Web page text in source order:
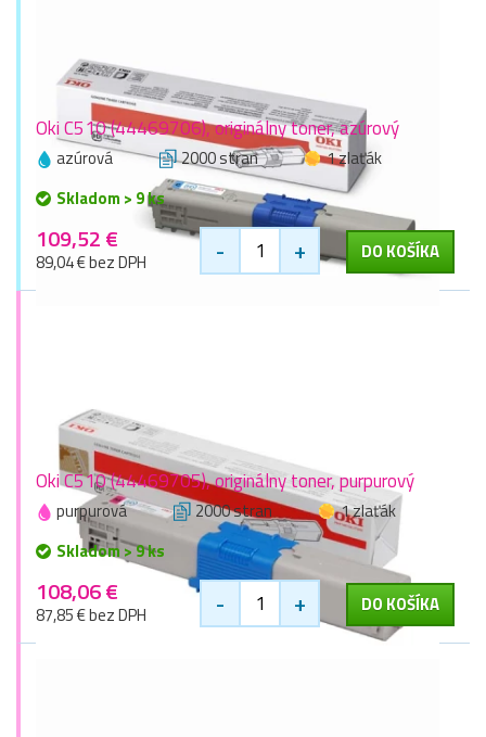
Oki C510 (44469706), originálny toner, azúrový
azúrová 2000 stran
1 zlaťák
Skladom > 9 ks
109,52 €
89,04 € bez DPH - + DO KOŠÍKA
Oki C510 (44469705), originálny toner, purpurový
purpurová 2000 stran
1 zlaťák
Skladom > 9 ks
108,06 €
87,85 € bez DPH - + DO KOŠÍKA